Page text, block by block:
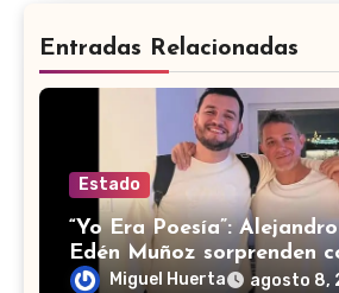
Entradas Relacionadas
Estado
“Yo Era Poesía”:
Edén Muñoz sorprenden
colaboración
Miguel Huerta agosto 8,